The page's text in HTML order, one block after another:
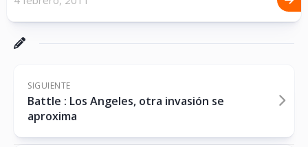
SIGUIENTE
Battle : Los Angeles, otra invasión se
aproxima